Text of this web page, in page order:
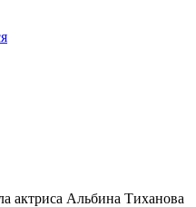
актриса Альбина Тиханова